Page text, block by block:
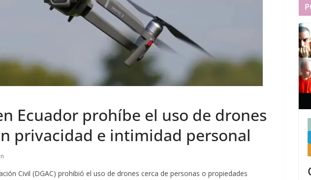
Ecuador prohíbe el uso de drones
privacidad e intimidad personal
Civil (DGAC) prohibió el uso de drones cerca de personas o propiedades